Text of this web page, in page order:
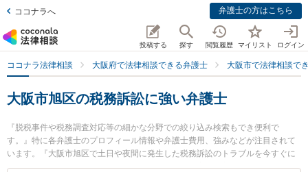
ココナラへ 弁護士の方はこちら
投稿する 探す 閲覧履歴 マイリスト ログイン
ココナラ法律相談 大阪府で法律相談できる弁護士 大阪市で法律相談で
大阪市旭区の税務訴訟に強い弁護士
『脱税事件や税務調査対応等の細かな分野での絞り込み検索もでき便利で
す。』特に各弁護士のプロフィール情報や弁護士費用、強みなどが注目されて
います。『大阪市旭区で土日や夜間に発生した税務訴訟のトラブルを今すぐに
弁護士に相談したい』『税務訴訟のトラブル解決の実績豊富な近くの弁護士を